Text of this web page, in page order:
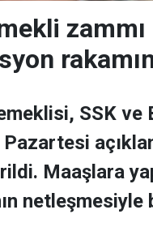
SSK ve
Maaşlara
netleşmesiyle